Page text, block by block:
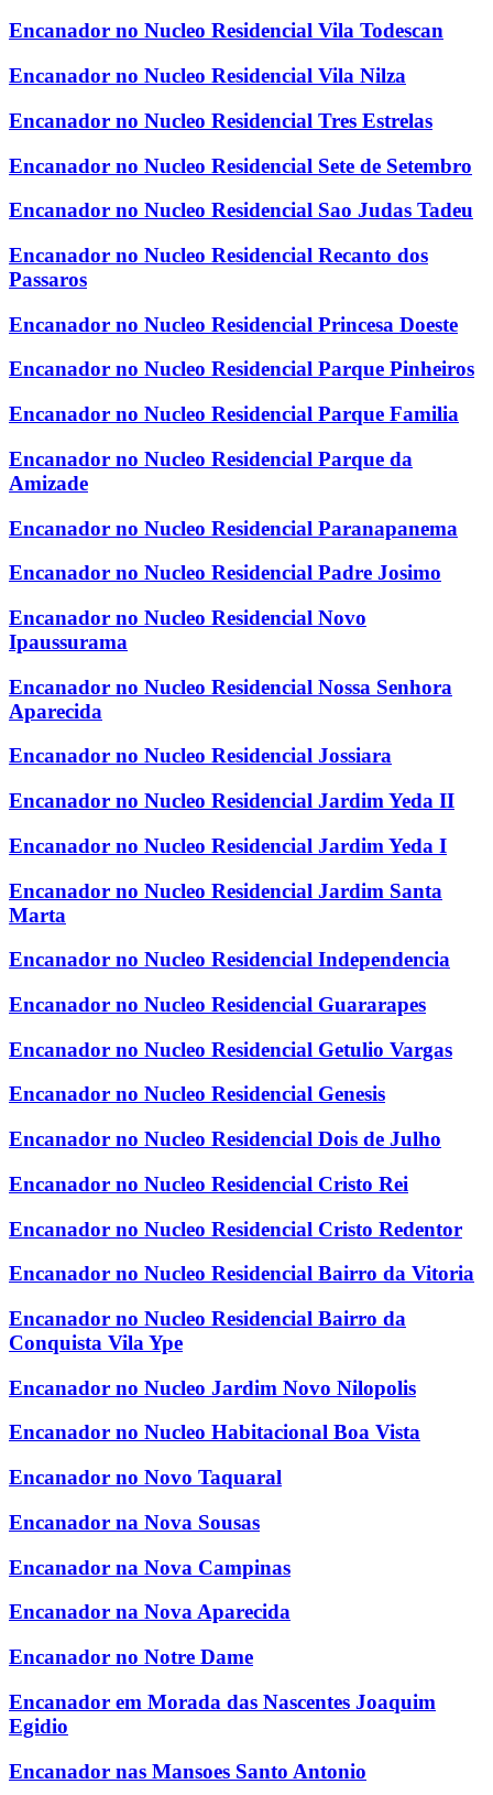
Encanador no Nucleo Residencial Vila Todescan
Encanador no Nucleo Residencial Vila Nilza
Encanador no Nucleo Residencial Tres Estrelas
Encanador no Nucleo Residencial Sete de Setembro
Encanador no Nucleo Residencial Sao Judas Tadeu
Encanador no Nucleo Residencial Recanto dos
Passaros
Encanador no Nucleo Residencial Princesa Doeste
Encanador no Nucleo Residencial Parque Pinheiros
Encanador no Nucleo Residencial Parque Familia
Encanador no Nucleo Residencial Parque da
Amizade
Encanador no Nucleo Residencial Paranapanema
Encanador no Nucleo Residencial Padre Josimo
Encanador no Nucleo Residencial Novo
Ipaussurama
Encanador no Nucleo Residencial Nossa Senhora
Aparecida
Encanador no Nucleo Residencial Jossiara
Encanador no Nucleo Residencial Jardim Yeda II
Encanador no Nucleo Residencial Jardim Yeda I
Encanador no Nucleo Residencial Jardim Santa
Marta
Encanador no Nucleo Residencial Independencia
Encanador no Nucleo Residencial Guararapes
Encanador no Nucleo Residencial Getulio Vargas
Encanador no Nucleo Residencial Genesis
Encanador no Nucleo Residencial Dois de Julho
Encanador no Nucleo Residencial Cristo Rei
Encanador no Nucleo Residencial Cristo Redentor
Encanador no Nucleo Residencial Bairro da Vitoria
Encanador no Nucleo Residencial Bairro da
Conquista Vila Ype
Encanador no Nucleo Jardim Novo Nilopolis
Encanador no Nucleo Habitacional Boa Vista
Encanador no Novo Taquaral
Encanador na Nova Sousas
Encanador na Nova Campinas
Encanador na Nova Aparecida
Encanador no Notre Dame
Encanador em Morada das Nascentes Joaquim
Egidio
Encanador nas Mansoes Santo Antonio